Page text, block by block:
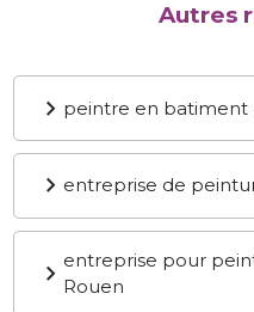
Autres
peintre en batiment
entreprise de
entreprise pour
Rouen